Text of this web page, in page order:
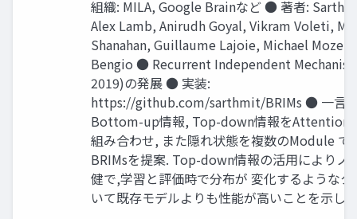
組織: MILA, Google Brainなど ● 著者:
Alex Lamb, Anirudh Goyal, Vikram Voleti,
Shanahan, Guillaume Lajoie, Michael Mozer,
Bengio ● Recurrent Independent
2019)の発展 ● 実装:
https://github.com/sarthmit/BRIMs ● 一言
Bottom-up情報, Top-down情報をAttention
組み合わせ, また隠れ状態を複数のModule で
BRIMsを提案. Top-down情報の活用によりノ
健で,学習と評価時で分布が 変化するような
いて既存モデルよりも性能が高いことを示し